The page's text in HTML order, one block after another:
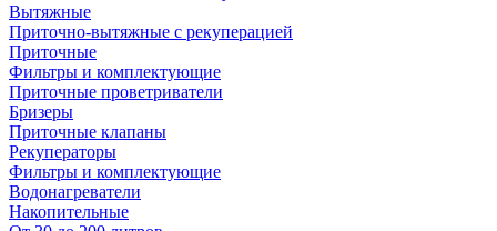
Вытяжные
Приточно-вытяжные с рекуперацией
Приточные
Фильтры и комплектующие
Приточные проветриватели
Бризеры
Приточные клапаны
Рекуператоры
Фильтры и комплектующие
Водонагреватели
Накопительные